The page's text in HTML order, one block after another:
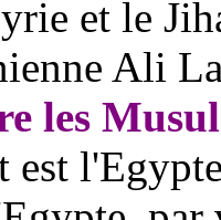
et le
Ali
les